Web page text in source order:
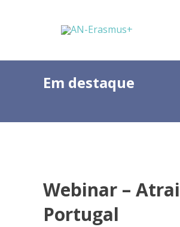
Em destaque
Webinar –
Portugal